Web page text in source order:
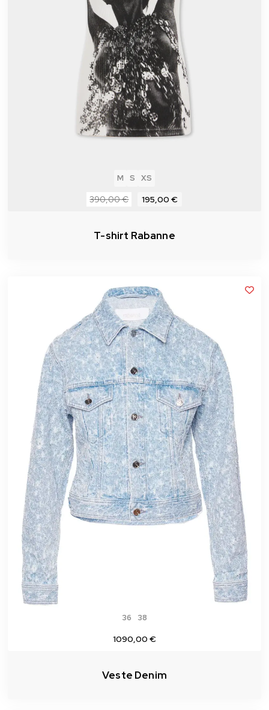
M S XS
390,00 € 195,00 €
T-shirt Rabanne
36 38
1090,00 €
Veste Denim